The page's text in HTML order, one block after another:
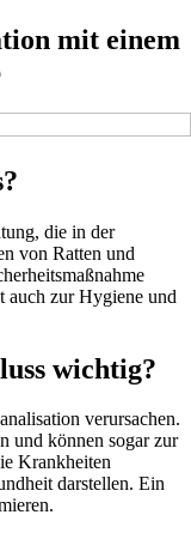
mit einem
die in der
von Ratten und
auch zur Hygiene und
wichtig?
verursachen.
und können sogar zur
Krankheiten
darstellen. Ein